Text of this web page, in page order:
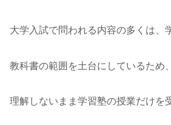
大学入試で問われる内容の多くは、
教科書の範囲を土台にしているため
理解しないまま学習塾の授業だけを